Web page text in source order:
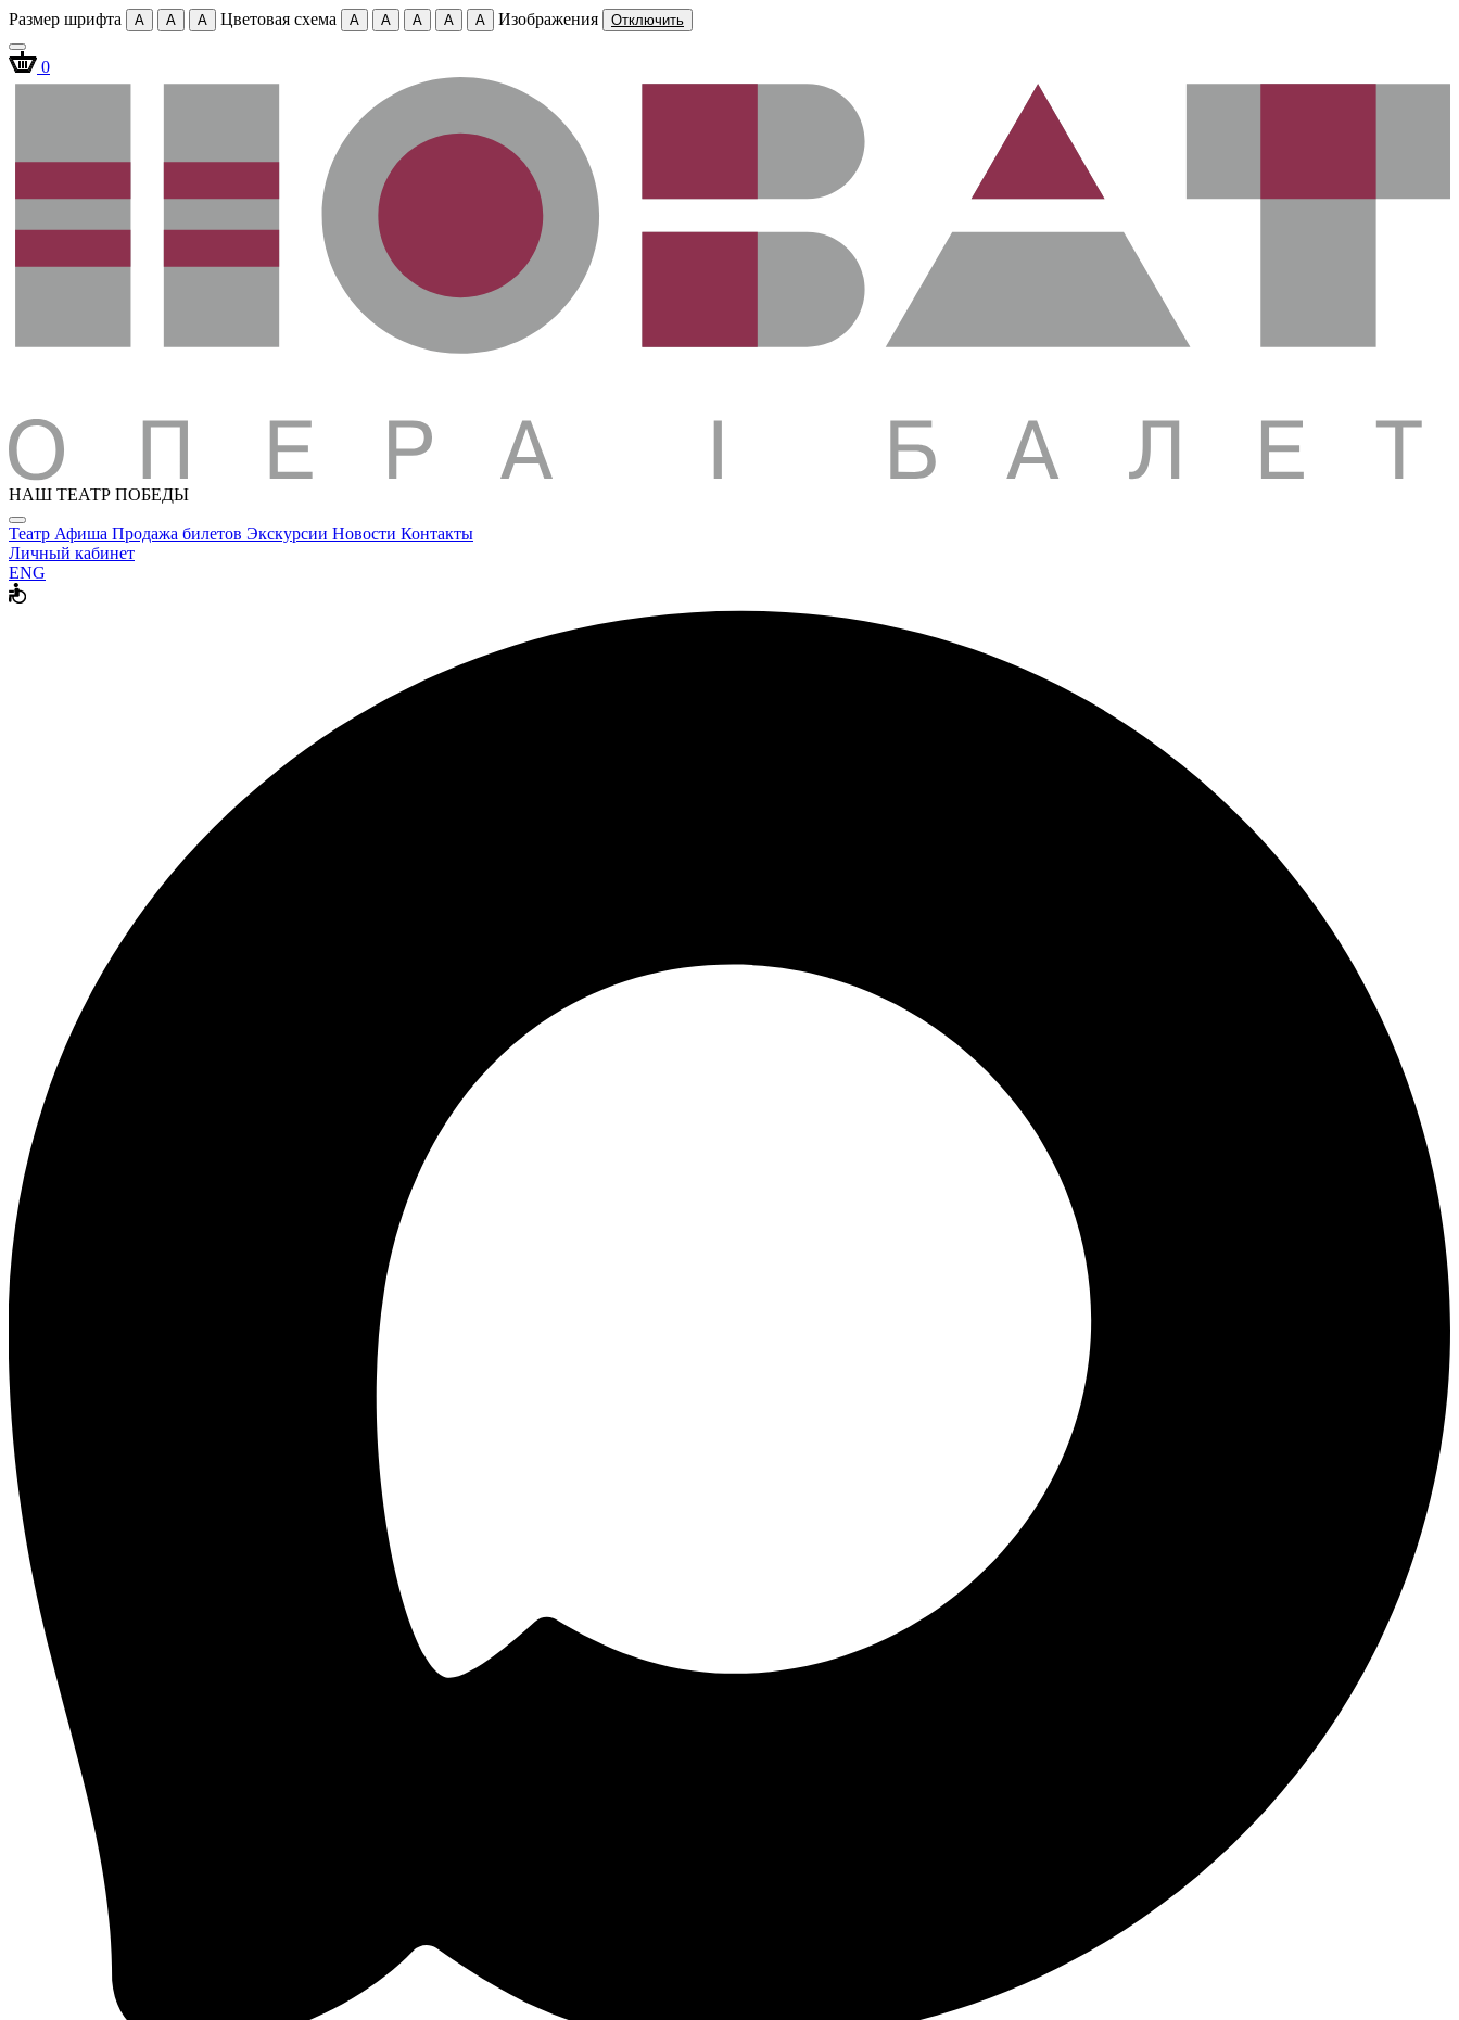
Размер шрифта A A A Цветовая схема A A A A A Изображения Отключить
0
НАШ ТЕАТР ПОБЕДЫ
Театр Афиша Продажа билетов Экскурсии Новости Контакты
Личный кабинет
ENG